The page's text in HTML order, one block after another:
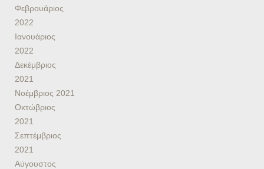
Φεβρουάριος
2022
Ιανουάριος
2022
Δεκέμβριος
2021
Νοέμβριος 2021
Οκτώβριος
2021
Σεπτέμβριος
2021
Αύγουστος